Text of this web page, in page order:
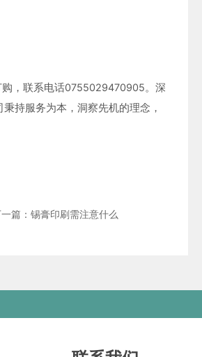
，联系电话0755029470905。深
持服务为本，洞察先机的理念，
篇：锡膏印刷需注意什么